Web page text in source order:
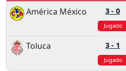
América México
3 -0
Jugado
Toluca 3 - 1
Jugado